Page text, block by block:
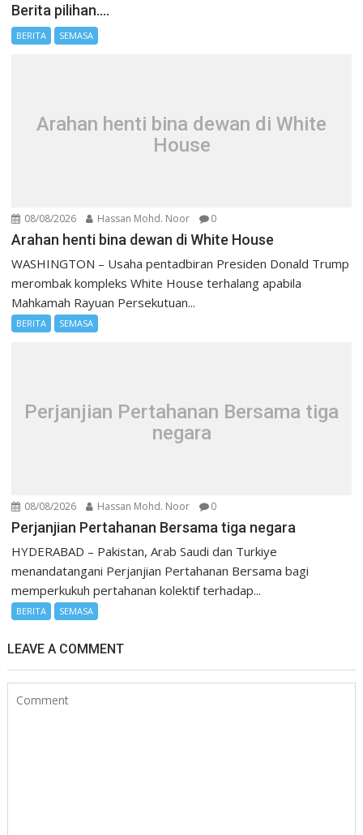
Berita pilihan….
BERITA SEMASA
Arahan henti bina dewan di White
House
08/08/2026 Hassan Mohd. Noor 0
Arahan henti bina dewan di White House
WASHINGTON – Usaha pentadbiran Presiden Donald Trump
merombak kompleks White House terhalang apabila
Mahkamah Rayuan Persekutuan...
BERITA SEMASA
Perjanjian Pertahanan Bersama tiga
negara
08/08/2026 Hassan Mohd. Noor 0
Perjanjian Pertahanan Bersama tiga negara
HYDERABAD – Pakistan, Arab Saudi dan Turkiye
menandatangani Perjanjian Pertahanan Bersama bagi
memperkukuh pertahanan kolektif terhadap...
BERITA SEMASA
LEAVE A COMMENT